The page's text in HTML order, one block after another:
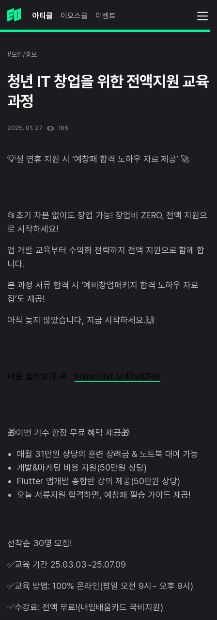
아티클 이오스쿨 이벤트
#모집/홍보
청년 IT 창업을 위한 전액지원 교육
과정
2025. 01. 27 166
💡설 연휴 지원 시 ‘예창패 합격 노하우 자료 제공’ 🚀
📂초기 자본 없이도 창업 가능! 창업비 ZERO, 전액 지원으
로 시작하세요!
앱 개발 교육부터 수익화 전략까지 전액 지원으로 함께 합
니다.
본 과정 서류 합격 시 ‘예비창업패키지 합격 노하우 자료
집’도 제공!
아직 늦지 않았습니다, 지금 시작하세요.🙌
내용 둘러보기 🔎 https://bit.ly/42v82HX
🎁이번 기수 한정 무료 혜택 제공🎁
매월 31만원 상당의 훈련 장려금 & 노트북 대여 가능
개발&마케팅 비용 지원(50만원 상당)
Flutter 앱개발 종합반 강의 제공(50만원 상당)
오늘 서류지원 합격하면, 예창패 필승 가이드 제공!
선착순 30명 모집!
✅교육 기간 25.03.03~25.07.09
✅교육 방법: 100% 온라인(평일 오전 9시~ 오후 9시)
✅수강료: 전액 무료!(내일배움카드 국비지원)